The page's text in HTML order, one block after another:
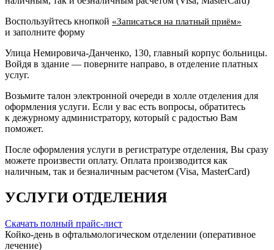
Воспользуйтесь кнопкой «Записаться на платный приём»
и заполните форму
Улица Немировича-Данченко, 130, главный корпус больницы.
Войдя в здание — поверните направо, в отделение платных
услуг.
Возьмите талон электронной очереди в холле отделения для
оформления услуги. Если у вас есть вопросы, обратитесь
к дежурному администратору, который с радостью Вам
поможет.
После оформления услуги в регистратуре отделения, Вы сразу
можете произвести оплату. Оплата производится как
наличным, так и безналичным расчетом (Visa, MasterCard)
УСЛУГИ ОТДЕЛЕНИЯ
Скачать полный прайс-лист
Койко-день в офтальмологическом отделении (оперативное
лечение)